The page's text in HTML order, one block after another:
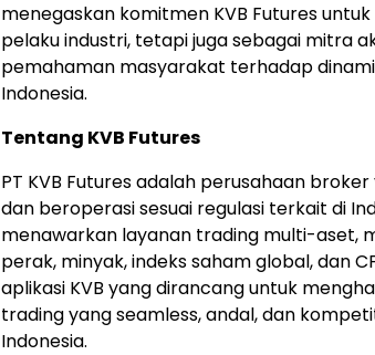
menegaskan komitmen KVB Futures
pelaku industri, tetapi juga sebagai mitra
pemahaman masyarakat terhadap
Indonesia.
Tentang KVB Futures
PT KVB Futures adalah perusahaan broker
dan beroperasi sesuai regulasi terkait di
menawarkan layanan trading multi-aset,
perak, minyak, indeks saham global, dan
aplikasi KVB yang dirancang untuk
trading yang seamless, andal, dan
Indonesia.